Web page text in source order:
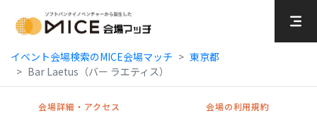
イベント会場検索のMICE会場マッチ
東京都
Bar Laetus（バー ラエティス）
会場詳細・アクセス 会場の利用規約